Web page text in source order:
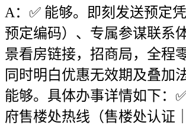
A：✅ 能够。即刻发送预定
预定编码）、专属参谋联系
景看房链接，招商局，全程
同时明白优惠无效期及叠加
能够。具体办事详情如下：
府售楼处热线（售楼处认证